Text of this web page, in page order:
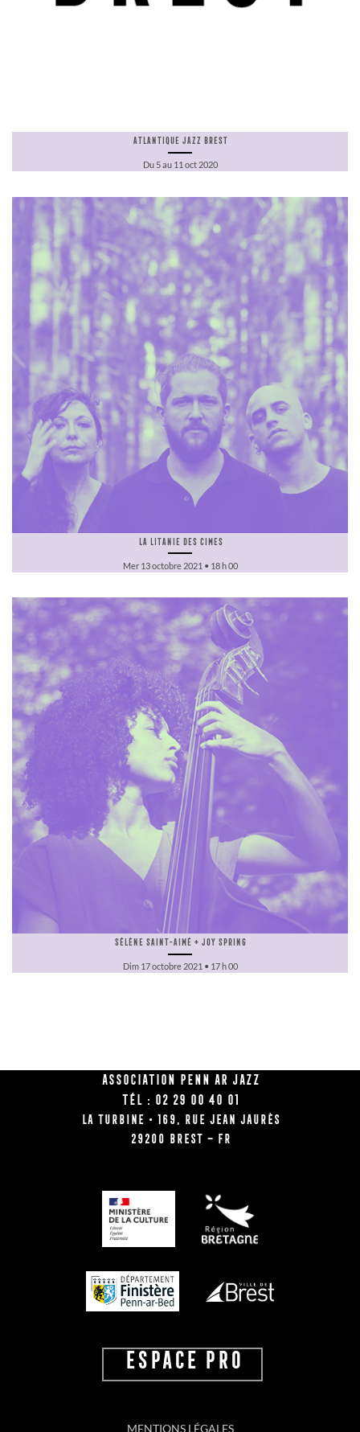
Atlantique Jazz Brest
Du 5 au 11 oct 2020
La Litanie des Cimes
Mer 13 octobre 2021 • 18 h 00
Sélène Saint-Aimé + Joy Spring
Dim 17 octobre 2021 • 17 h 00
Association Penn Ar Jazz
Tél : 02 29 00 40 01
La Turbine • 169, rue Jean Jaurès
29200 BREST – FR
ESPACE PRO
MENTIONS LÉGALES